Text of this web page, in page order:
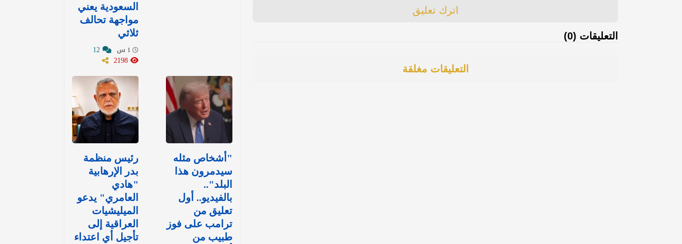
اترك تعليق
التعليقات (0)
التعليقات مغلقة
السعودية يعني
مواجهة تحالف
ثلاثي
"أشخاص مثله
سيدمرون هذا
البلد"..
بالفيديو.. أول
تعليق من
ترامب على فوز
طبيب من
رئيس منظمة
بدر الإرهابية
"هادي
العامري" يدعو
الميليشيات
العراقية إلى
تأجيل أي اعتداء